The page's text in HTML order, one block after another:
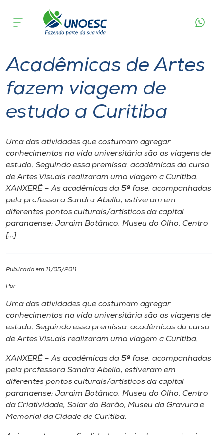
Cursos
Pesquisa
Atendimento ao Estudante
Portal de Ensino
A
Internacionalização
I.nova
Diplomados
CPA
Biblioteca
Editora
Rádio
acontece
Acadêmicas de Artes
fazem viagem de
estudo a Curitiba
Uma das atividades que costumam agregar
conhecimentos na vida universitária são as viagens de
estudo. Seguindo essa premissa, acadêmicas do curso
de Artes Visuais realizaram uma viagem a Curitiba.
XANXERÊ – As acadêmicas da 5ª fase, acompanhadas
pela professora Sandra Abello, estiveram em
diferentes pontos culturais/artísticos da capital
paranaense: Jardim Botânico, Museu do Olho, Centro
[…]
Publicado em 11/05/2011
Por
Uma das atividades que costumam agregar
conhecimentos na vida universitária são as viagens de
estudo. Seguindo essa premissa, acadêmicas do curso
de Artes Visuais realizaram uma viagem a Curitiba.
XANXERÊ – As acadêmicas da 5ª fase, acompanhadas
pela professora Sandra Abello, estiveram em
diferentes pontos culturais/artísticos da capital
paranaense: Jardim Botânico, Museu do Olho, Centro
da Criatividade, Solar do Barão, Museu da Gravura e
Memorial da Cidade de Curitiba.